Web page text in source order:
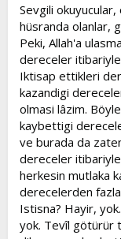
Sevgili
hüsranda olanlar,
Peki, Allah'a
dereceler
Iktisap ettikleri
kazandigi
olmasi lâzim.
kaybettigi
ve burada da
dereceler
herkesin mutlaka
derecelerden
Istisna? Hayir,
yok. Tevîl götürür